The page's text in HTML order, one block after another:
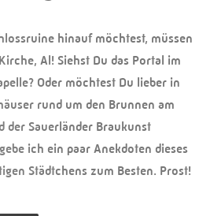
hinauf möchtest, müssen
Al! Siehst Du das Portal im
Oder möchtest Du lieber in
rund um den Brunnen am
der Sauerländer Braukunst
ich ein paar Anekdoten dieses
Städtchens zum Besten. Prost!